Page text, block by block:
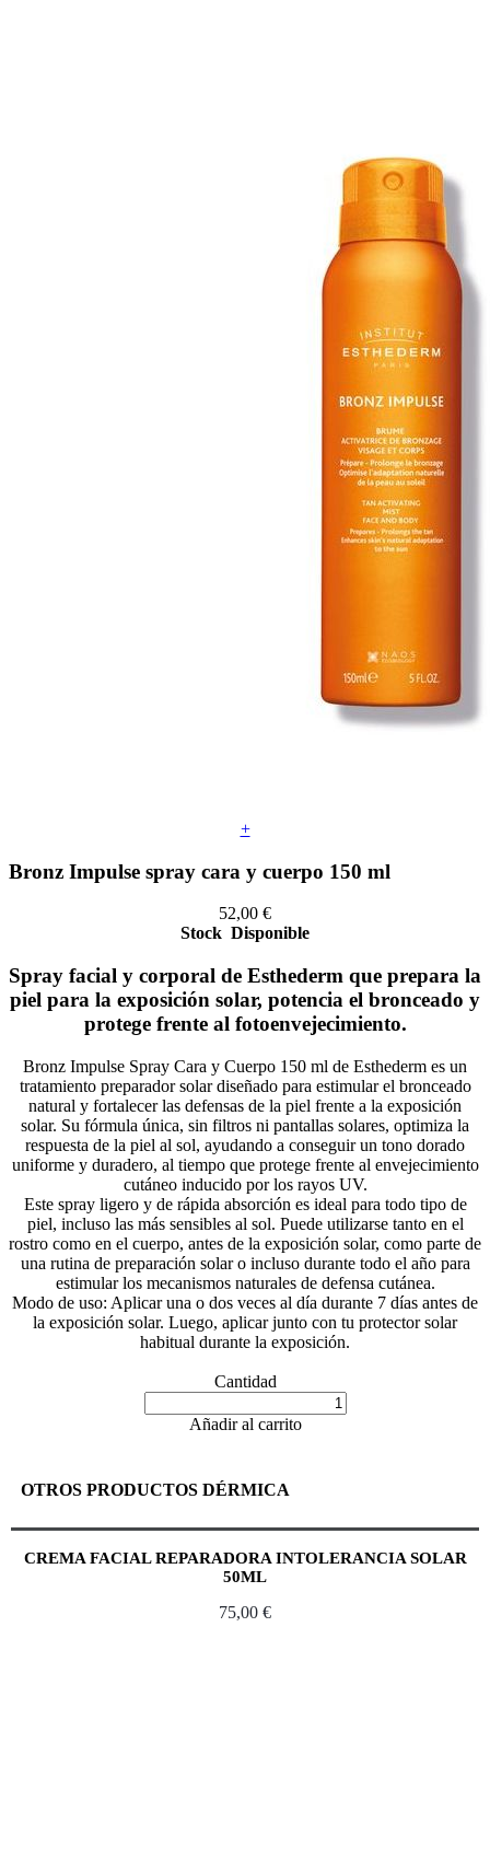
+
Bronz Impulse spray cara y cuerpo 150 ml
52,00 €
Stock Disponible
Spray facial y corporal de Esthederm que prepara la
piel para la exposición solar, potencia el bronceado y
protege frente al fotoenvejecimiento.
Bronz Impulse Spray Cara y Cuerpo 150 ml de Esthederm es un
tratamiento preparador solar diseñado para estimular el bronceado
natural y fortalecer las defensas de la piel frente a la exposición
solar. Su fórmula única, sin filtros ni pantallas solares, optimiza la
respuesta de la piel al sol, ayudando a conseguir un tono dorado
uniforme y duradero, al tiempo que protege frente al envejecimiento
cutáneo inducido por los rayos UV.
Este spray ligero y de rápida absorción es ideal para todo tipo de
piel, incluso las más sensibles al sol. Puede utilizarse tanto en el
rostro como en el cuerpo, antes de la exposición solar, como parte de
una rutina de preparación solar o incluso durante todo el año para
estimular los mecanismos naturales de defensa cutánea.
Modo de uso: Aplicar una o dos veces al día durante 7 días antes de
la exposición solar. Luego, aplicar junto con tu protector solar
habitual durante la exposición.
Cantidad
Añadir al carrito
OTROS PRODUCTOS DÉRMICA
CREMA FACIAL REPARADORA INTOLERANCIA SOLAR
50ML
75,00 €